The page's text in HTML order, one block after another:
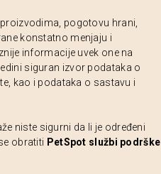
pogotovu hrani,
konstatno menjaju i
informacije uvek one na
siguran izvor podataka o
kao i podataka o sastavu i
niste sigurni da li je određeni
obratiti PetSpot službi podrške